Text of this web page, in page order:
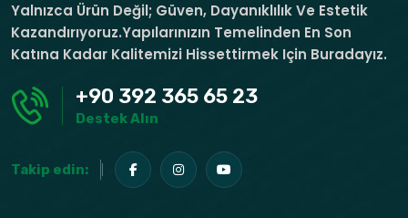
Yalnızca Ürün Değil; Güven, Dayanıklılık Ve Estetik
Kazandırıyoruz.Yapılarınızın Temelinden En Son
Katına Kadar Kalitemizi Hissettirmek Için Buradayız.
+90 392 365 65 23
Destek Alın
Takip edin: